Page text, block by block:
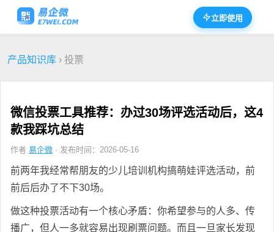
立即使用
产品知识库 › 投票
微信投票工具推荐：办过30场评选活动后，这4
款我踩坑总结
作者 易企微 · 发布时间：2026-05-16
前两年我经常帮朋友的少儿培训机构搞萌娃评选活动，前
前后后办了不下30场。
做这种投票活动有一个核心矛盾：你希望参与的人多、传
播广，但人一多就容易出现刷票问题。而且一旦家长发现